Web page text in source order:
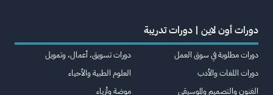
دورات أون لاين | دورات تدريبة
دورات مطلوبة في سوق العمل
دورات اللغات والأدب
الفنون والتصميم والموسيقى
دورات تسويق، أعمال، وتمويل
العلوم الطبية والأحياء
موضة وأزياء